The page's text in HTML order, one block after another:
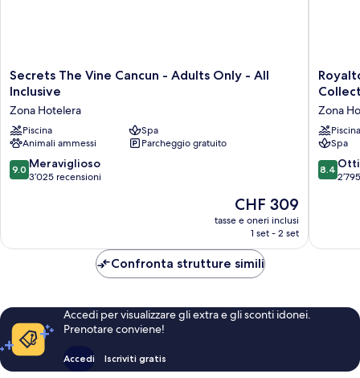
Secrets
The
Cancun
-
Adults
Only
-
Secrets The Vine Cancun - Adults Only - All
Inclusive
Zona Hotelera
Piscina
Spa
Animali ammessi
Parcheggio gratuito
9.0
su
9.0 Meraviglioso
3’025 recensioni
Il
prezzo
attuale
CHF 309
CHF 309
tasse e oneri inclusi
1 set - 2 set
Royalton
CHIC
An
All-
Inclusive
Zona
Zona
Piscina
Spa
8.4
su
8.4
Confronta strutture simili
Accedi per visualizzare gli extra e gli sconti idonei.
Prenotare conviene!
Accedi Iscriviti gratis